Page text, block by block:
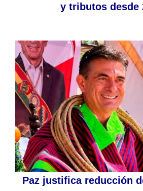
y tributos desde
Paz justifica reducción